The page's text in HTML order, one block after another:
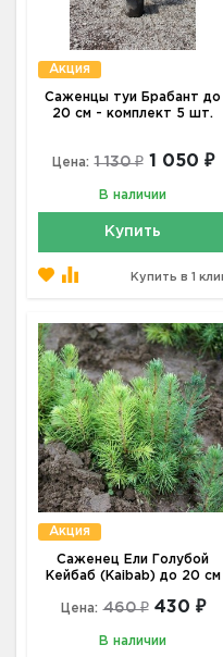
Акция
Саженцы туи Брабант до
20 см - комплект 5 шт.
Цена: 1 130 ₽ 1 050 ₽
В наличии
Купить
Купить в 1
Акция
Саженец Ели Голубой
Кейбаб (Kaibab) до 20 см
Цена: 460 ₽ 430 ₽
В наличии